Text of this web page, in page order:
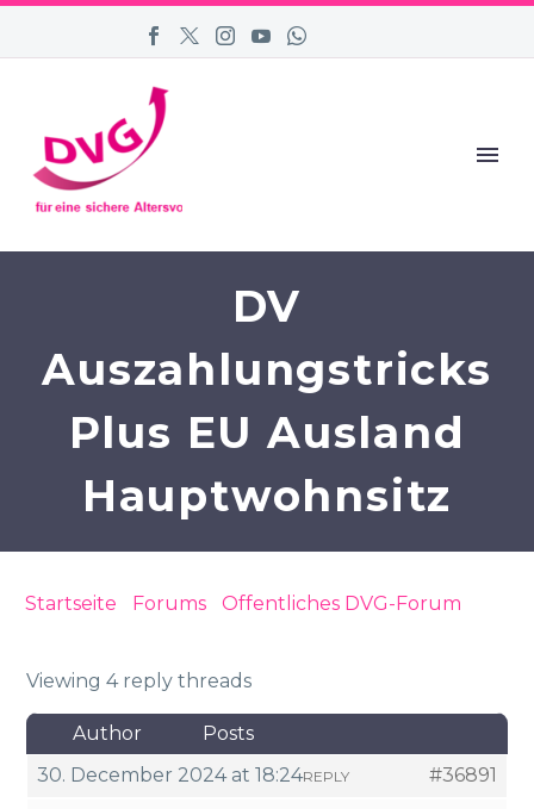
DV
Auszahlungstricks
Plus EU Ausland
Hauptwohnsitz
Startseite Forums Öffentliches DVG-Forum
Viewing 4 reply threads
Author
Posts
30. December 2024 at 18:24
#36891
REPLY